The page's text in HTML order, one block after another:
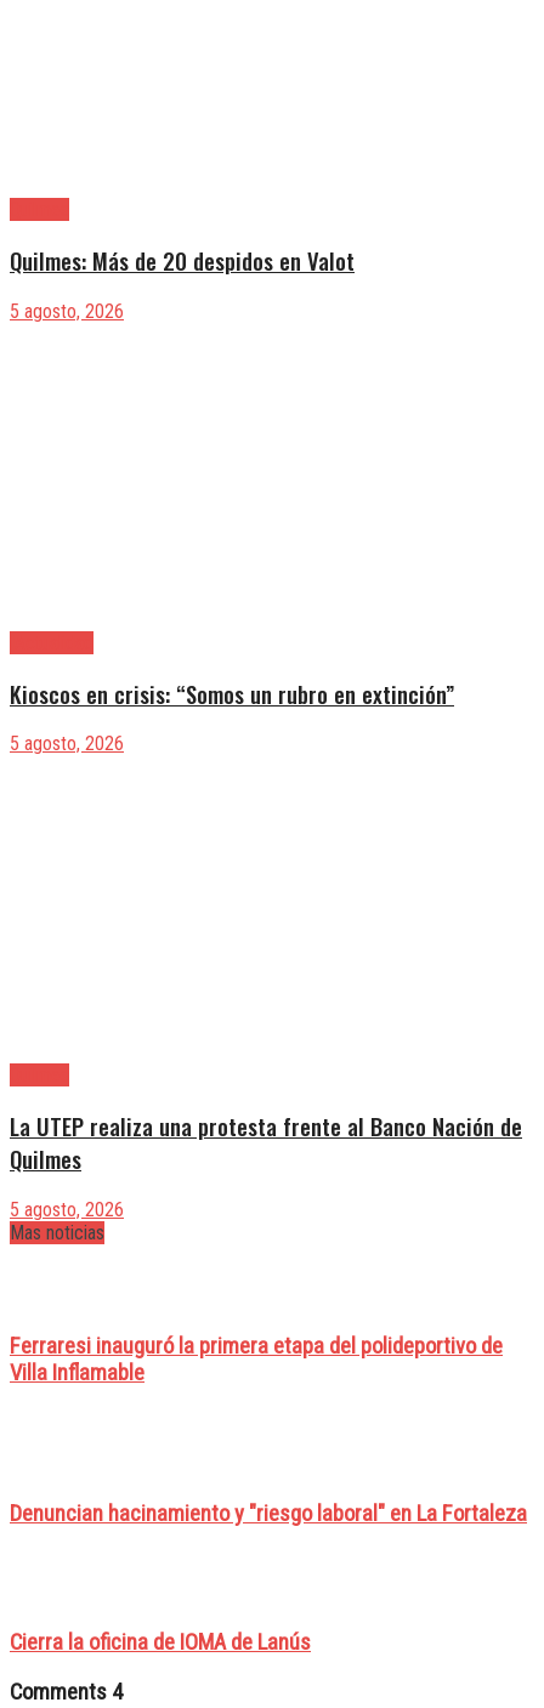
Quilmes: Más de 20 despidos en Valot
5 agosto, 2026
Kioscos en crisis: “Somos un rubro en extinción”
5 agosto, 2026
La UTEP realiza una protesta frente al Banco Nación de
Quilmes
5 agosto, 2026
Mas noticias
Ferraresi inauguró la primera etapa del polideportivo de
Villa Inflamable
Denuncian hacinamiento y "riesgo laboral" en La Fortaleza
Cierra la oficina de IOMA de Lanús
Comments 4